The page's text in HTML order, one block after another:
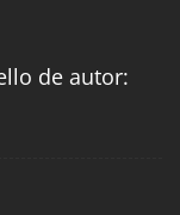
de autor: